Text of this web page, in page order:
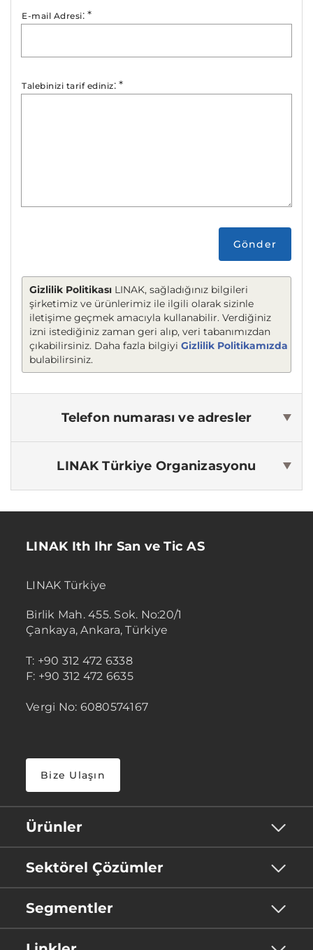
E-mail Adresi: *
Talebinizi tarif ediniz: *
Gönder
Gizlilik Politikası LINAK, sağladığınız bilgileri
şirketimiz ve ürünlerimiz ile ilgili olarak sizinle
iletişime geçmek amacıyla kullanabilir. Verdiğiniz
izni istediğiniz zaman geri alıp, veri tabanımızdan
çıkabilirsiniz. Daha fazla bilgiyi Gizlilik Politikamızda
bulabilirsiniz.
Telefon numarası ve adresler
LINAK Türkiye Organizasyonu
LINAK Ith Ihr San ve Tic AS
LINAK Türkiye
Birlik Mah. 455. Sok. No:20/1
Çankaya, Ankara, Türkiye
T: +90 312 472 6338
F: +90 312 472 6635
Vergi No: 6080574167
Bize Ulaşın
Ürünler
Sektörel Çözümler
Segmentler